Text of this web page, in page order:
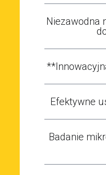
Niezawodna
Efektywne
Badanie